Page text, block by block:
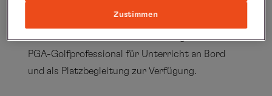
Unsere on-board Pro's
PGA-Golfprofessional für Unterricht an Bord
und als Platzbegleitung zur Verfügung.
Zustimmen